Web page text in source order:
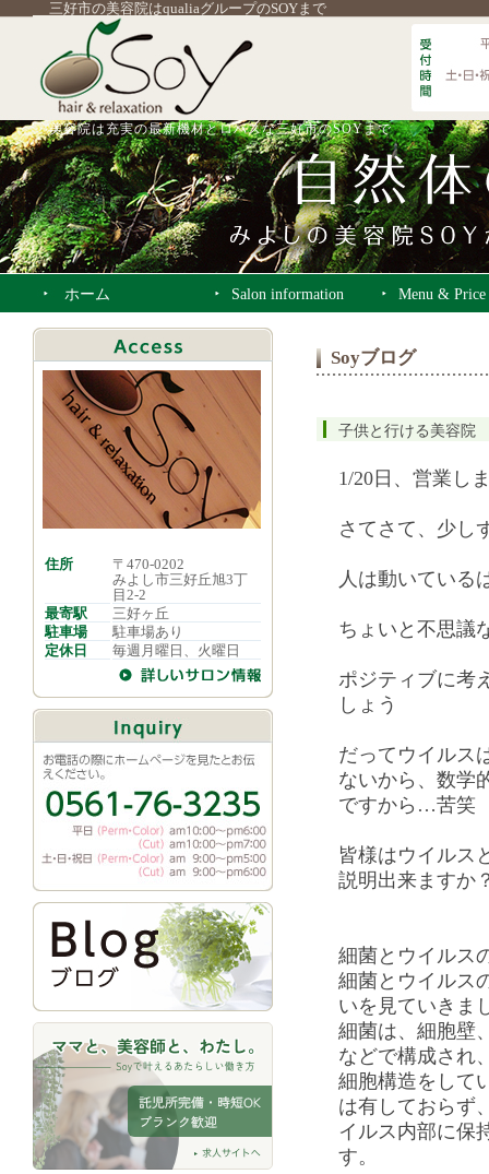
三好市の美容院はqualiaグループのSOYまで
美容院は充実の最新機材とロハスな三好市のSOYまで
ホーム Salon information Menu & Price
Soyブログ
子供と行ける美容
1/20日、営業し
さてさて、少し
人は動いている
ちょいと不思議
ポジティブに考
しょう
だってウイルス
ないから、数学
ですから…苦笑
皆様はウイルス
説明出来ますか
細菌とウイルス
細菌とウイルス
いを見ていきま
細菌は、細胞壁
などで構成され
細胞構造をして
は有しておらず
イルス内部に保
す。
住所
〒470-0202
みよし市三好丘旭3丁
目2-2
最寄駅
三好ヶ丘
駐車場
駐車場あり
定休日
毎週月曜日、火曜日